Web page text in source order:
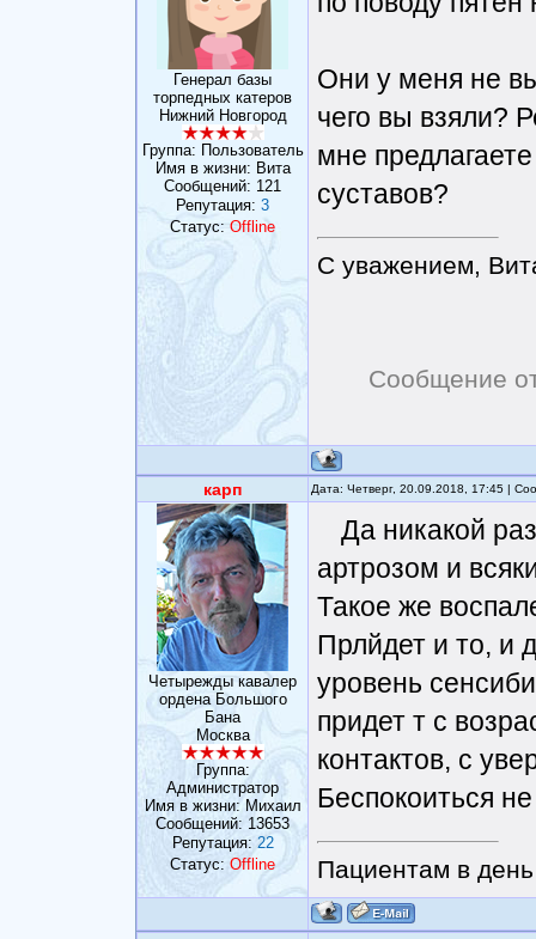
Генерал базы
торпедных катеров
Нижний Новгород
Группа: Пользователь
Имя в жизни: Вита
Сообщений: 121
Репутация: 3
Статус: Offline
Они у меня не
чего вы взяли?
мне
суставов?
С уважением,
Сообщение
карп Дата: Четверг, 20.09.2018, 17:45 |
Четырежды кавалер
ордена Большого
Бана
Москва
Группа:
Администратор
Имя в жизни: Михаил
Сообщений: 13653
Репутация: 22
Статус: Offline
Да никакой
артрозом и
Такое же
Прлйдет и то, и
уровень
придет т с
контактов, с
Беспокоиться
Пациентам в